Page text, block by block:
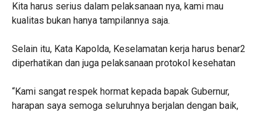
Kita harus serius dalam pelaksanaan nya, kami mau
kualitas bukan hanya tampilannya saja.
Selain itu, Kata Kapolda, Keselamatan kerja harus benar2
diperhatikan dan juga pelaksanaan protokol kesehatan
“Kami sangat respek hormat kepada bapak Gubernur,
harapan saya semoga seluruhnya berjalan dengan baik,